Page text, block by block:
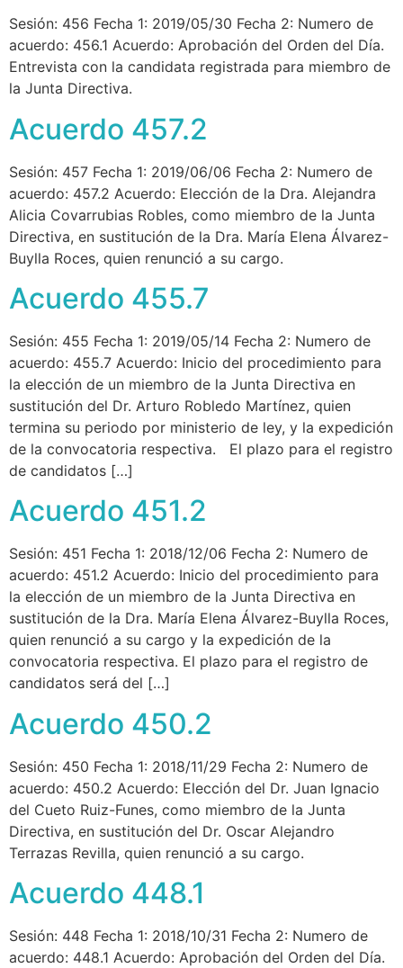
Sesión: 456 Fecha 1: 2019/05/30 Fecha 2: Numero de
acuerdo: 456.1 Acuerdo: Aprobación del Orden del Día.
Entrevista con la candidata registrada para miembro de
la Junta Directiva.
Acuerdo 457.2
Sesión: 457 Fecha 1: 2019/06/06 Fecha 2: Numero de
acuerdo: 457.2 Acuerdo: Elección de la Dra. Alejandra
Alicia Covarrubias Robles, como miembro de la Junta
Directiva, en sustitución de la Dra. María Elena Álvarez-
Buylla Roces, quien renunció a su cargo.
Acuerdo 455.7
Sesión: 455 Fecha 1: 2019/05/14 Fecha 2: Numero de
acuerdo: 455.7 Acuerdo: Inicio del procedimiento para
la elección de un miembro de la Junta Directiva en
sustitución del Dr. Arturo Robledo Martínez, quien
termina su periodo por ministerio de ley, y la expedición
de la convocatoria respectiva. El plazo para el registro
de candidatos […]
Acuerdo 451.2
Sesión: 451 Fecha 1: 2018/12/06 Fecha 2: Numero de
acuerdo: 451.2 Acuerdo: Inicio del procedimiento para
la elección de un miembro de la Junta Directiva en
sustitución de la Dra. María Elena Álvarez-Buylla Roces,
quien renunció a su cargo y la expedición de la
convocatoria respectiva. El plazo para el registro de
candidatos será del […]
Acuerdo 450.2
Sesión: 450 Fecha 1: 2018/11/29 Fecha 2: Numero de
acuerdo: 450.2 Acuerdo: Elección del Dr. Juan Ignacio
del Cueto Ruiz-Funes, como miembro de la Junta
Directiva, en sustitución del Dr. Oscar Alejandro
Terrazas Revilla, quien renunció a su cargo.
Acuerdo 448.1
Sesión: 448 Fecha 1: 2018/10/31 Fecha 2: Numero de
acuerdo: 448.1 Acuerdo: Aprobación del Orden del Día.